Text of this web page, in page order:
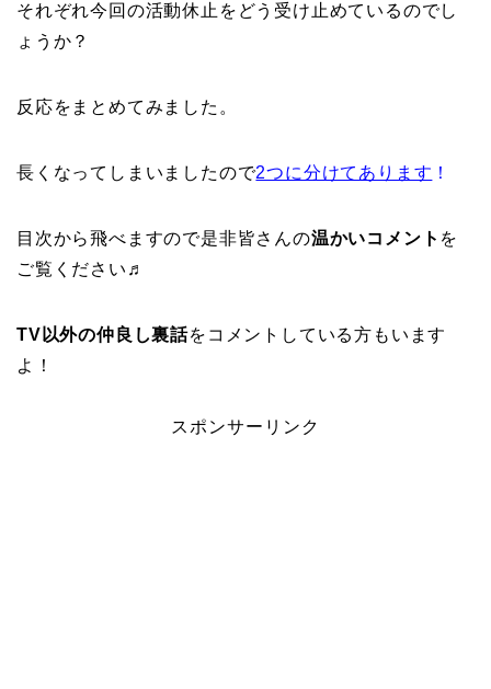
それぞれ今回の活動休止をどう受け止めているのでし
ょうか？
反応をまとめてみました。
長くなってしまいましたので2つに分けてあります ！
目次から飛べますので是非皆さんの温かいコメント を
ご覧ください♬
TV以外の仲良し裏話をコメントしている方もいます
よ！
スポンサーリンク